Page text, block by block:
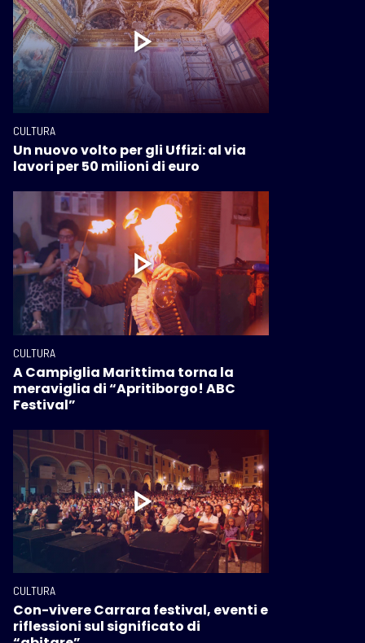
CULTURA
Un nuovo volto per gli Uffizi: al via
lavori per 50 milioni di euro
CULTURA
A Campiglia Marittima torna la
meraviglia di “Apritiborgo! ABC
Festival”
CULTURA
Con-vivere Carrara festival, eventi e
riflessioni sul significato di